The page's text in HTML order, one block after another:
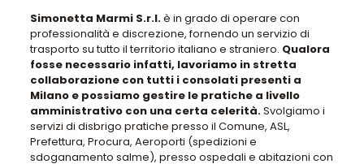
Simonetta Marmi S.r.l.è in grado di operare con
professionalità e discrezione, fornendo un servizio di
trasporto su tutto il territorio italiano e straniero. Qualora
fosse necessario infatti, lavoriamo in stretta
collaborazione con tutti i consolati presenti a
Milano e possiamo gestire le pratiche a livello
amministrativo con una certa celerità.Svolgiamo i
servizi di disbrigo pratiche presso il Comune, ASL,
Prefettura, Procura, Aeroporti (spedizioni e
sdoganamento salme), presso ospedali e abitazioni con